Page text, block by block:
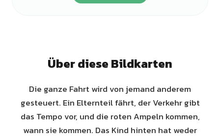
Über diese Bildkarten
Die ganze Fahrt wird von jemand anderem
gesteuert. Ein Elternteil fährt, der Verkehr gibt
das Tempo vor, und die roten Ampeln kommen,
wann sie kommen. Das Kind hinten hat weder